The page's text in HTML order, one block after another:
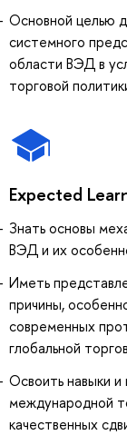
Основной целью
системного
области ВЭД в
торговой
Expected
Знать основы
ВЭД и их
Иметь
причины,
современных
глобальной
Освоить навыки
международной
качественных